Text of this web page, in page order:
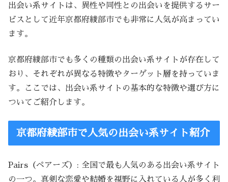
出会い系サイトは、異性や同性との出会いを提供するサー
ビスとして近年京都府綾部市でも非常に人気が高まってい
ます。
京都府綾部市でも多くの種類の出会い系サイトが存在して
おり、それぞれが異なる特徴やターゲット層を持っていま
す。ここでは、出会い系サイトの基本的な特徴や選び方に
ついてご紹介します。
京都府綾部市で人気の出会い系サイト紹介
Pairs（ペアーズ）: 全国で最も人気のある出会い系サイト
の一つ。真剣な恋愛や結婚を視野に入れている人が多く利